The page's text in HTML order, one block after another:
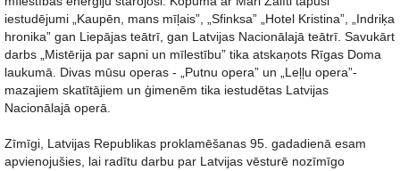
iestudējumi „Kaupēn, mans mīļais”, „Sfinksa” „Hotel Kristina”, „Indriķa
hronika” gan Liepājas teātrī, gan Latvijas Nacionālajā teātrī. Savukārt
darbs „Mistērija par sapni un mīlestību” tika atskaņots Rīgas Doma
laukumā. Divas mūsu operas - „Putnu opera” un „Leļļu opera”-
mazajiem skatītājiem un ģimenēm tika iestudētas Latvijas
Nacionālajā operā.
Zīmīgi, Latvijas Republikas proklamēšanas 95. gadadienā esam
apvienojušies, lai radītu darbu par Latvijas vēsturē nozīmīgo